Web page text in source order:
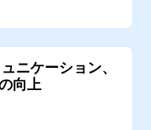
を作成し、共同編
変換も可能となる
作成・レイアウト
人との共同作業
ニケーション、
向上